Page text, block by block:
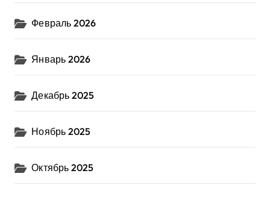
Февраль 2026
Январь 2026
Декабрь 2025
Ноябрь 2025
Октябрь 2025